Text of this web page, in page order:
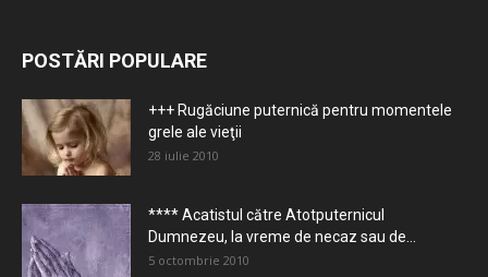
POSTĂRI POPULARE
+++ Rugăciune puternică pentru momentele
grele ale vieţii
28 iulie 2010
**** Acatistul către Atotputernicul
Dumnezeu, la vreme de necaz sau de...
5 octombrie 2010